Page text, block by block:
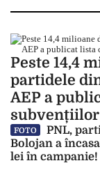
Peste 14,4
partidele
AEP a
subvențiilor
FOTO
PNL,
Bolojan a
lei în campanie!